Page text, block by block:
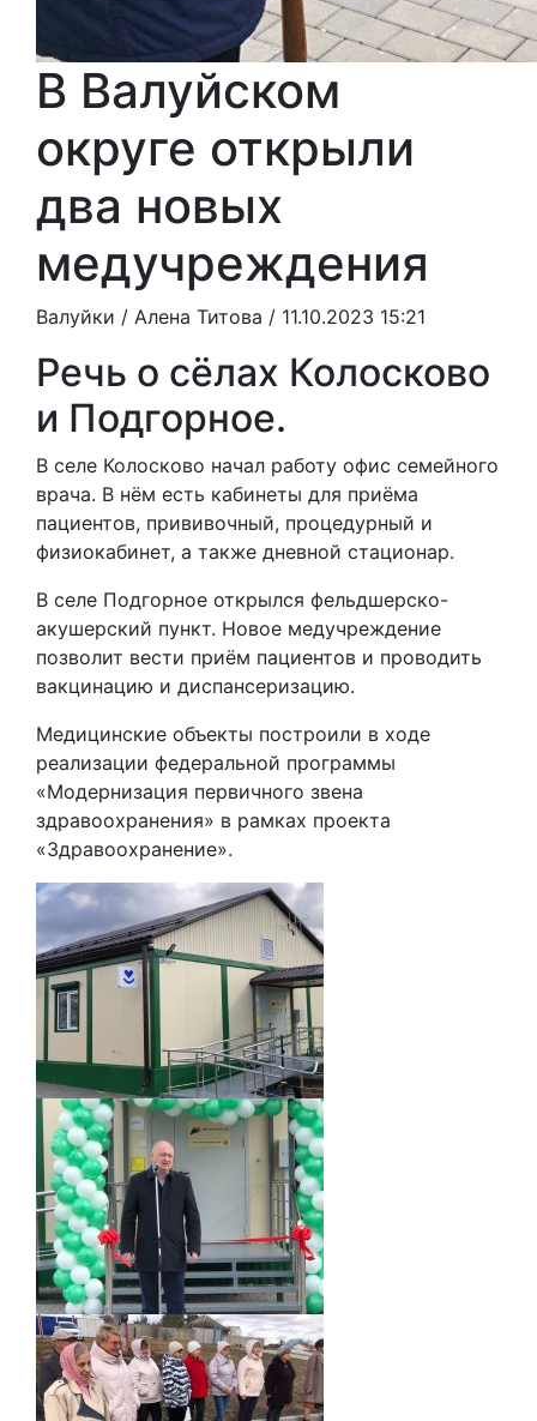
В Валуйском
округе открыли
два новых
медучреждения
Валуйки / Алена Титова / 11.10.2023 15:21
Речь о сёлах Колосково
и Подгорное.
В селе Колосково начал работу офис семейного
врача. В нём есть кабинеты для приёма
пациентов, прививочный, процедурный и
физиокабинет, а также дневной стационар.
В селе Подгорное открылся фельдшерско-
акушерский пункт. Новое медучреждение
позволит вести приём пациентов и проводить
вакцинацию и диспансеризацию.
Медицинские объекты построили в ходе
реализации федеральной программы
«Модернизация первичного звена
здравоохранения» в рамках проекта
«Здравоохранение».